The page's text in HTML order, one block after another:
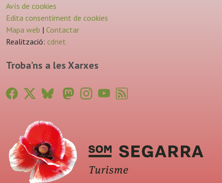
Avís de cookies
Edita consentiment de cookies
Mapa web | Contactar
Realització: cdnet
Troba'ns a les Xarxes